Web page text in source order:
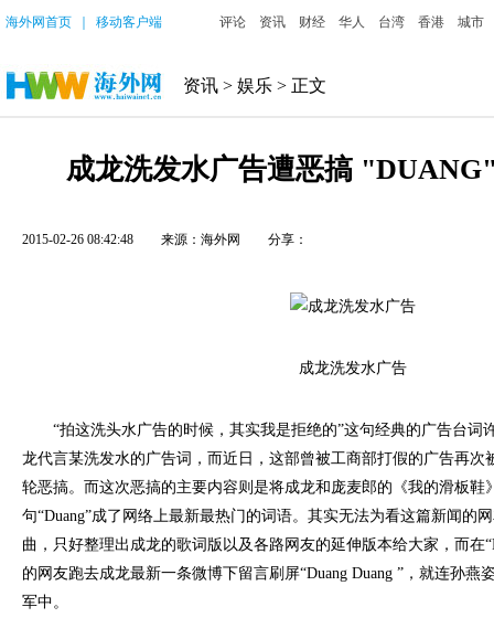
海外网首页 移动客户端 评论 资讯 财经 华人 台湾 香港 城市
资讯 > 娱乐 > 正文
成龙洗发水广告遭恶搞
2015-02-26 08:42:48 来源：海外网 分享：
成龙洗发水广告
“拍这洗头水广告的时候，其实我是拒绝的”这句经典的广告台词
龙代言某洗发水的广告词，而近日，这部曾被工商部打假的广告再次
轮恶搞。而这次恶搞的主要内容则是将成龙和庞麦郎的《我的滑板鞋
句“Duang”成了网络上最新最热门的词语。其实无法为看这篇新闻的
曲，只好整理出成龙的歌词版以及各路网友的延伸版本给大家，而在
的网友跑去成龙最新一条微博下留言刷屏“Duang Duang ”，就连孙燕
军中。